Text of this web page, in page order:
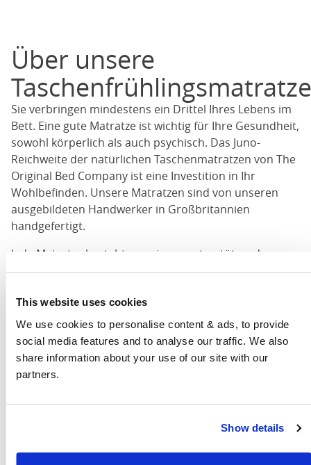
This website uses cookies
We use cookies to personalise content & ads, to provide
social media features and to analyse our traffic. We also
share information about your use of our site with our
partners.
Show details
Über unsere
Sie verbringen mindestens ein Drittel Ihres Lebens im
Bett. Eine gute Matratze ist wichtig für Ihre Gesundheit,
sowohl körperlich als auch psychisch. Das Juno-
Reichweite der natürlichen Taschenmatratzen von The
Original Bed Company ist eine Investition in Ihr
Wohlbefinden. Unsere Matratzen sind von unseren
ausgebildeten Handwerker in Großbritannien
handgefertigt.
Jede Matratze besteht aus einem unterstützenden
Wabenfedersystem aus den feinsten hohen
entweder weiche Mann Füllungen oder natürliche
Füllungen für lange Lebensdauer, Komfort und
Belüftung hinzu. Zu den Materialien gehören künstliche
Fasern, Baumwolle, Wolle, Seide, Kaschmir, Bambus
und Pferdehaar. Jedes Material hat eine einzigartige
Haltbarkeitsmengen und Weichheit der Matratze
Matratzengrößen, so dass Sie Ihre perfekte Passform
finden können.